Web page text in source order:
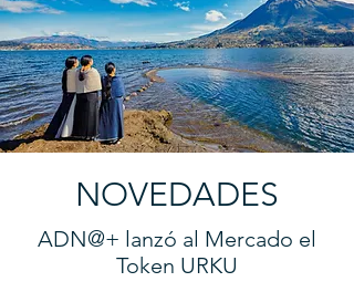
NOVEDADES
ADN@+ lanzó al Mercado el
Token URKU